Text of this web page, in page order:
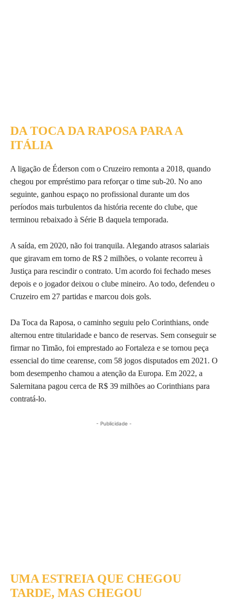
DA TOCA DA RAPOSA PARA A
ITÁLIA
A ligação de Éderson com o Cruzeiro remonta a 2018, quando
chegou por empréstimo para reforçar o time sub-20. No ano
seguinte, ganhou espaço no profissional durante um dos
períodos mais turbulentos da história recente do clube, que
terminou rebaixado à Série B daquela temporada.
A saída, em 2020, não foi tranquila. Alegando atrasos salariais
que giravam em torno de R$ 2 milhões, o volante recorreu à
Justiça para rescindir o contrato. Um acordo foi fechado meses
depois e o jogador deixou o clube mineiro. Ao todo, defendeu o
Cruzeiro em 27 partidas e marcou dois gols.
Da Toca da Raposa, o caminho seguiu pelo Corinthians, onde
alternou entre titularidade e banco de reservas. Sem conseguir se
firmar no Timão, foi emprestado ao Fortaleza e se tornou peça
essencial do time cearense, com 58 jogos disputados em 2021. O
bom desempenho chamou a atenção da Europa. Em 2022, a
Salernitana pagou cerca de R$ 39 milhões ao Corinthians para
contratá-lo.
- Publicidade -
UMA ESTREIA QUE CHEGOU
TARDE, MAS CHEGOU